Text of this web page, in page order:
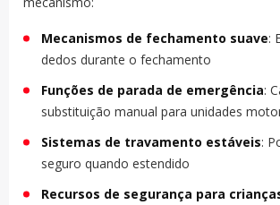
Mecanismos de fechamento suave:
dedos durante o fechamento
Funções de parada de emergência:
substituição manual para unidades
Sistemas de travamento estáveis:
seguro quando estendido
Recursos de segurança para